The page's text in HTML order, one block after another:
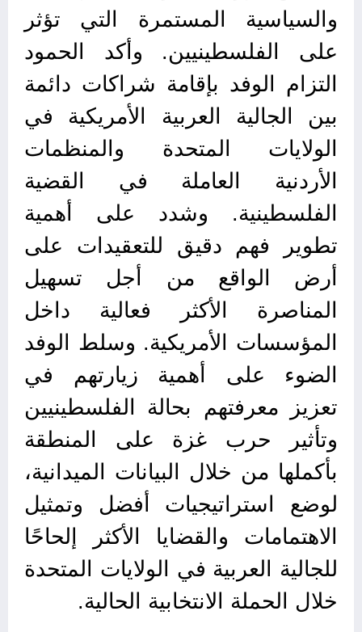
والسياسية المستمرة التي تؤثر
على الفلسطينيين. وأكد الحمود
التزام الوفد بإقامة شراكات دائمة
بين الجالية العربية الأمريكية في
الولايات المتحدة والمنظمات
الأردنية العاملة في القضية
الفلسطينية. وشدد على أهمية
تطوير فهم دقيق للتعقيدات على
أرض الواقع من أجل تسهيل
المناصرة الأكثر فعالية داخل
المؤسسات الأمريكية. وسلط الوفد
الضوء على أهمية زيارتهم في
تعزيز معرفتهم بحالة الفلسطينيين
وتأثير حرب غزة على المنطقة
بأكملها من خلال البيانات الميدانية،
لوضع استراتيجيات أفضل وتمثيل
الاهتمامات والقضايا الأكثر إلحاحًا
للجالية العربية في الولايات المتحدة
خلال الحملة الانتخابية الحالية.